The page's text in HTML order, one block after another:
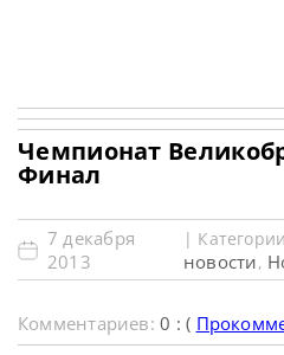
Чемпионат
Финал
7 декабря
2013
|
новости,
Комментариев:0 : (